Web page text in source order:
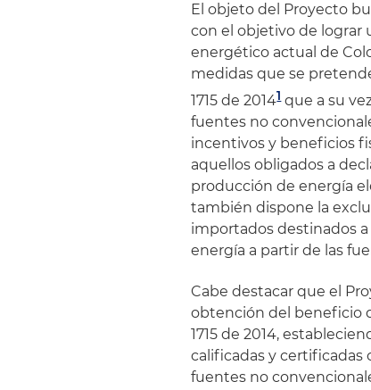
El objeto del Proyecto
con el objetivo de lograr
energético actual de
medidas que se
1715 de 20141que a su
fuentes no
incentivos y beneficios
aquellos obligados a
producción de energía
también dispone la
importados destinados
energía a partir de las
Cabe destacar que el
obtención del beneficio
1715 de 2014,
calificadas y certificadas
fuentes no